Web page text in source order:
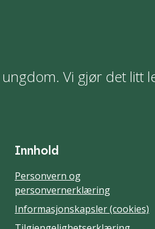
Vi gjør det litt
Innhold
Personvern og
personvernerklæring
Informasjonskapsler (cookies)